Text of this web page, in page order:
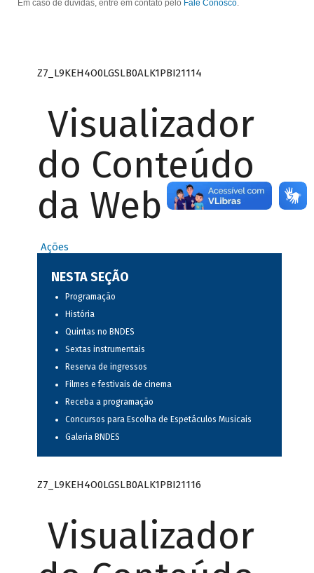
Em caso de dúvidas, entre em contato pelo Fale Conosco.
Z7_L9KEH4O0LGSLB0ALK1PBI21114
Visualizador
do Conteúdo
da Web
Ações
NESTA SEÇÃO
Programação
História
Quintas no BNDES
Sextas instrumentais
Reserva de ingressos
Filmes e festivais de cinema
Receba a programação
Concursos para Escolha de Espetáculos Musicais
Galeria BNDES
Z7_L9KEH4O0LGSLB0ALK1PBI21116
Visualizador